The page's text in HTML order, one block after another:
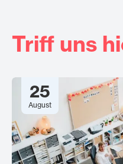
Triff uns
25
August